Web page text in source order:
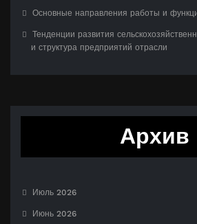
Основные направления работы и
Тенденции развития
и структура предприятий отрасли
Архив
Июль 2026
Июнь 2026